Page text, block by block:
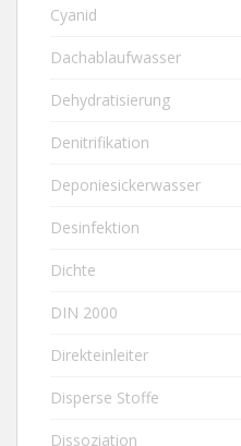
Cyanid
Dachablaufwasser
Dehydratisierung
Denitrifikation
Deponiesickerwasser
Desinfektion
Dichte
DIN 2000
Direkteinleiter
Disperse Stoffe
Dissoziation